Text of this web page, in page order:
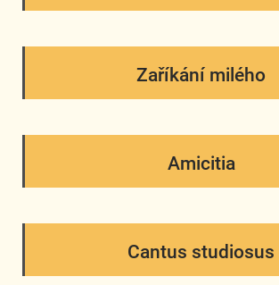
Zaříkání milého
Amicitia
Cantus studiosus